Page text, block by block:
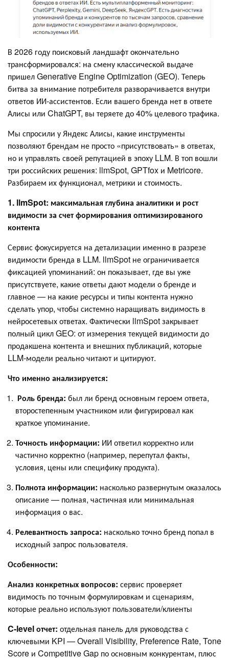
В 2026 году поисковый ландшафт окончательно
трансформировался: на смену классической выдаче
пришел Generative Engine Optimization (GEO). Теперь
битва за внимание потребителя разворачивается внутри
ответов ИИ-ассистентов. Если вашего бренда нет в ответе
Алисы или ChatGPT, вы теряете до 40% целевого трафика.
Мы спросили у Яндекс Алисы, какие инструменты
позволяют брендам не просто «присутствовать» в ответах,
но и управлять своей репутацией в эпоху LLM. В топ вошли
три российских решения: llmSpot, GPTfox и Metricore.
Разбираем их функционал, метрики и стоимость.
1. llmSpot: максимальная глубина аналитики и рост
видимости за счет формирования оптимизированого
контента
Сервис фокусируется на детализации именно в разрезе
видимости бренда в LLM. llmSpot не ограничивается
фиксацией упоминаний: он показывает, где вы уже
присутствуете, какие ответы дают модели о бренде и
главное — на какие ресурсы и типы контента нужно
сделать упор, чтобы системно наращивать видимость в
нейросетевых ответах. Фактически llmSpot закрывает
полный цикл GEO: от измерения текущей видимости до
продакшена контента и внешних публикаций, которые
LLM‑модели реально читают и цитируют.
Что именно анализируется:
Роль бренда: был ли бренд основным героем ответа,
второстепенным участником или фигурировал как
краткое упоминание.
Точность информации: ИИ ответил корректно или
частично корректно (например, перепутал факты,
условия, цены или специфику продукта).
Полнота информации: насколько развернутым оказалось
описание — полная, частичная или минимальная
информация о вас.
Релевантность запроса: насколько точно бренд попал в
исходный запрос пользователя.
Особенности:
Анализ конкретных вопросов: сервис проверяет
видимость по точным формулировкам и сценариям,
которые реально используют пользователи/клиенты
C‑level отчет: отдельная панель для руководства с
ключевыми KPI — Overall Visibility, Preference Rate, Tone
Score и Competitive Gap по основным конкурентам, плюс